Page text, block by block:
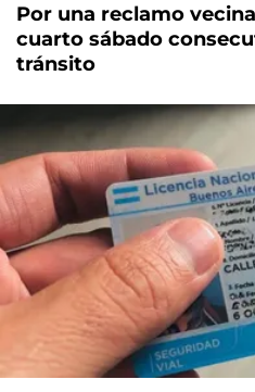
Por una reclamo
cuarto sábado
tránsito